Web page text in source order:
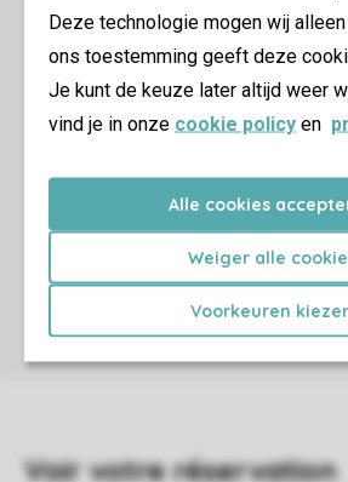
Deze technologie mogen wij
ons toestemming geeft deze
Je kunt de keuze later altijd weer
vind je in onze cookie policy en
Alle cookies
Weiger alle
Voorkeuren